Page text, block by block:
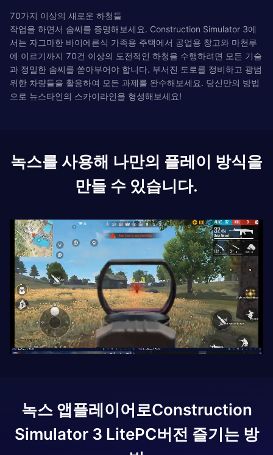
70가지 이상의 새로운 하청들
작업을 하면서 솜씨를 증명해보세요. Construction Simulator 3에
서는 자그마한 바이에른식 가족용 주택에서 공업용 창고와 마천루
에 이르기까지 70건 이상의 도전적인 하청을 수행하려면 모든 기술
과 정밀한 솜씨를 쏟아부어야 합니다. 부서진 도로를 정비하고 광범
위한 차량들을 활용하여 모든 과제를 완수해보세요. 당신만의 방법
으로 뉴스타인의 스카이라인을 형성해보세요!
녹스를 사용해 나만의 플레이 방식을
만들 수 있습니다.
녹스 앱플레이어로Construction
Simulator 3 LitePC버전 즐기는 방